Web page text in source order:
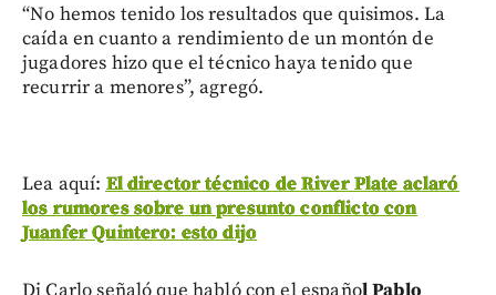
“No hemos tenido los resultados que quisimos. La
caída en cuanto a rendimiento de un montón de
jugadores hizo que el técnico haya tenido que
recurrir a menores”, agregó.
Lea aquí: El director técnico de River Plate aclaró
los rumores sobre un presunto conflicto con
Juanfer Quintero: esto dijo
Di Carlo señaló que habló con el español Pablo